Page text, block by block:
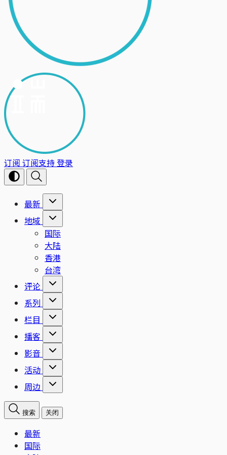
订阅 订阅支持登录
最新
地域
国际
大陆
香港
台湾
评论
系列
栏目
播客
影音
活动
周边
搜索 关闭
最新
国际